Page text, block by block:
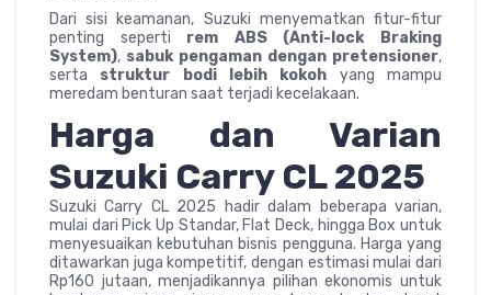
Dari sisi keamanan, Suzuki menyematkan fitur-fitur
penting seperti rem ABS (Anti-lock Braking
System), sabuk pengaman dengan pretensioner,
serta struktur bodi lebih kokoh yang mampu
meredam benturan saat terjadi kecelakaan.
Harga dan Varian
Suzuki Carry CL 2025
Suzuki Carry CL 2025 hadir dalam beberapa varian,
mulai dari Pick Up Standar, Flat Deck, hingga Box untuk
menyesuaikan kebutuhan bisnis pengguna. Harga yang
ditawarkan juga kompetitif, dengan estimasi mulai dari
Rp160 jutaan, menjadikannya pilihan ekonomis untuk